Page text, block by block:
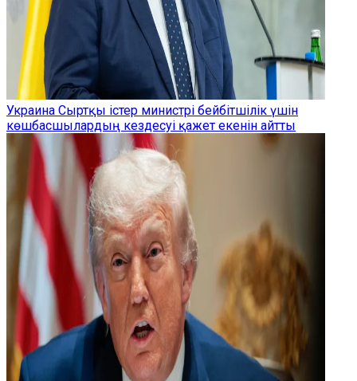
Украина Сыртқы істер министрі бейбітшілік үшін
көшбасшылардың кездесуі қажет екенін айтты